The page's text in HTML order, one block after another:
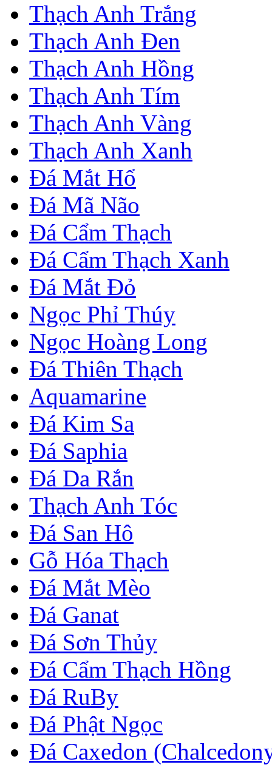
Thạch Anh Trắng
Thạch Anh Đen
Thạch Anh Hồng
Thạch Anh Tím
Thạch Anh Vàng
Thạch Anh Xanh
Đá Mắt Hổ
Đá Mã Não
Đá Cẩm Thạch
Đá Cẩm Thạch Xanh
Đá Mắt Đỏ
Ngọc Phỉ Thúy
Ngọc Hoàng Long
Đá Thiên Thạch
Aquamarine
Đá Kim Sa
Đá Saphia
Đá Da Rắn
Thạch Anh Tóc
Đá San Hô
Gỗ Hóa Thạch
Đá Mắt Mèo
Đá Ganat
Đá Sơn Thủy
Đá Cẩm Thạch Hồng
Đá RuBy
Đá Phật Ngọc
Đá Caxedon